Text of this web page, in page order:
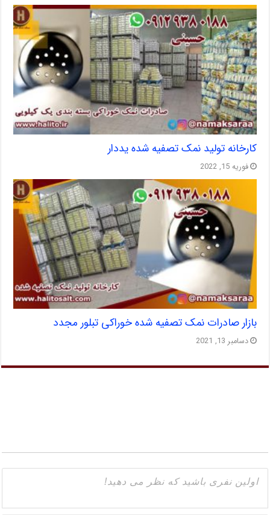
کارخانه تولید نمک تصفیه شده یددار
فوریه 15, 2022
بازار صادرات نمک تصفیه شده خوراکی تبلور مجدد
دسامبر 13, 2021